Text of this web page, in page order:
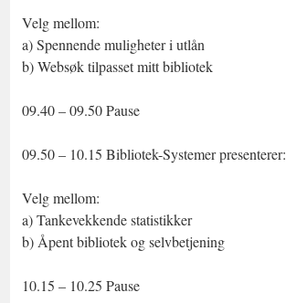
Velg mellom:
a) Spennende muligheter i utlån
b) Websøk tilpasset mitt bibliotek
09.40 – 09.50 Pause
09.50 – 10.15 Bibliotek-Systemer presenterer:
Velg mellom:
a) Tankevekkende statistikker
b) Åpent bibliotek og selvbetjening
10.15 – 10.25 Pause